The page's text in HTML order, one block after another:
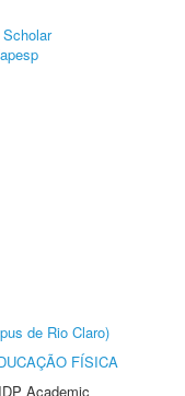
de Rio Claro)
FÍSICA
Academic